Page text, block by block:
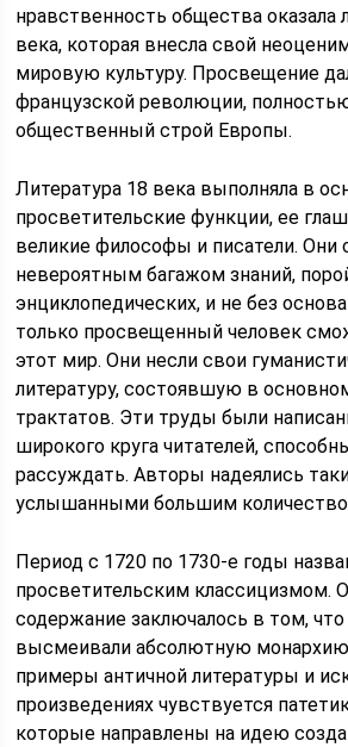
нравственность общества оказала
века, которая внесла свой
мировую культуру. Просвещение
французской революции,
общественный строй Европы.
Литература 18 века выполняла в
просветительские функции, ее
великие философы и писатели. Они
невероятным багажом знаний,
энциклопедических, и не без
только просвещенный человек
этот мир. Они несли свои
литературу, состоявшую в
трактатов. Эти труды были
широкого круга читателей,
рассуждать. Авторы надеялись
услышанными большим
Период с 1720 по 1730-е годы
просветительским классицизмом.
содержание заключалось в том, что
высмеивали абсолютную
примеры античной литературы и
произведениях чувствуется
которые направлены на идею